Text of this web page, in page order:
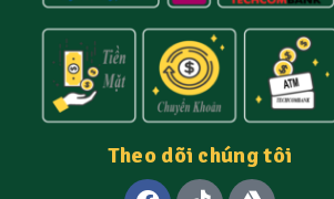
Theo dõi chúng tôi